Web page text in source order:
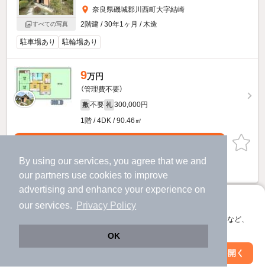
By using our services, you agree that we and
our partners use cookies to improve
advertising and enhance your experience on
our services.
Privacy Policy
OK
アプリに切り替えて、サクサクお部屋探し
会員登録なしですぐ使える。マップ検索やお気に入り保存など、
アプリを開く
すべての写真
奈良県磯城郡川西町大字結崎
2階建 / 30年1ヶ月 / 木造
駐車場あり 駐輪場あり
9万円
（管理費不要）
敷 不要 礼 300,000円
1階 / 4DK / 90.46㎡
提供
絞り込み条件を変更